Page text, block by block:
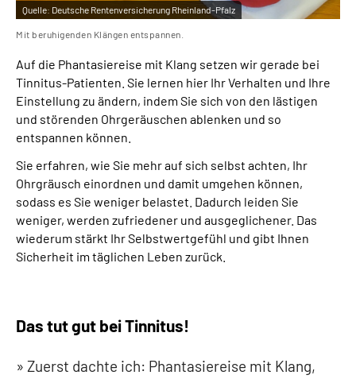
Quelle: Deutsche Rentenversicherung Rheinland-Pfalz
Mit beruhigenden Klängen entspannen.
Auf die Phantasiereise mit Klang setzen wir gerade bei
Tinnitus-Patienten. Sie lernen hier Ihr Verhalten und Ihre
Einstellung zu ändern, indem Sie sich von den lästigen
und störenden Ohrgeräuschen ablenken und so
entspannen können.
Sie erfahren, wie Sie mehr auf sich selbst achten, Ihr
Ohrgräusch einordnen und damit umgehen können,
sodass es Sie weniger belastet. Dadurch leiden Sie
weniger, werden zufriedener und ausgeglichener. Das
wiederum stärkt Ihr Selbstwertgefühl und gibt Ihnen
Sicherheit im täglichen Leben zurück.
Das tut gut bei Tinnitus!
Zuerst dachte ich: Phantasiereise mit Klang,